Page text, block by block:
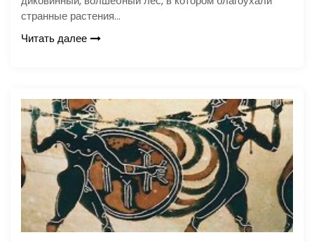
странные растения…
Читать далее